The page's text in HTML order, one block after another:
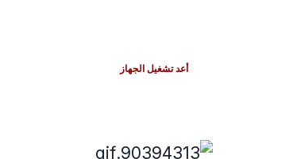
أعد تشغيل الجهاز